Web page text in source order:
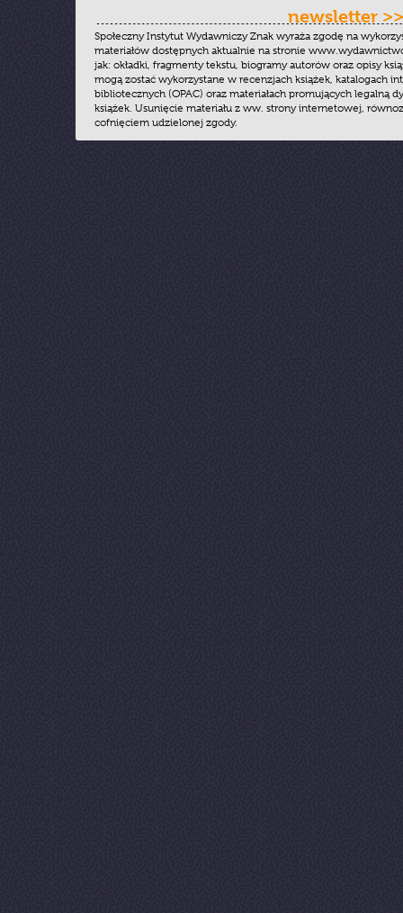
newsletter >>
Społeczny Instytut Wydawniczy Znak wyraża zgodę na
materiałów dostępnych aktualnie na stronie
jak: okładki, fragmenty tekstu, biogramy autorów oraz opisy
mogą zostać wykorzystane w recenzjach książek, katalogach
bibliotecznych (OPAC) oraz materiałach promujących legalną
książek. Usunięcie materiału z ww. strony internetowej,
cofnięciem udzielonej zgody.